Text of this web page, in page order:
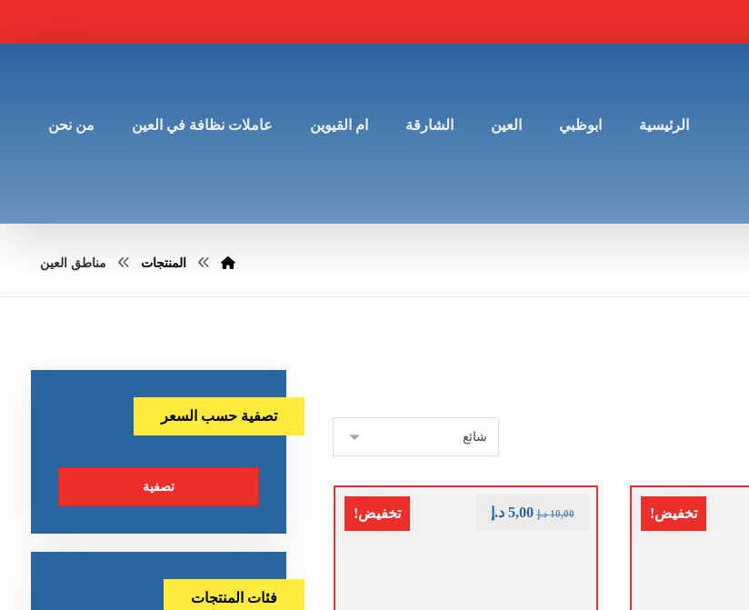
الرئيسية ابوظبي العين الشارقة ام القيوين عاملات نظافة في العين من نحن
المنتجات مناطق العين
تخفيض! تخفيض! 10,00 د.إ 5,00 د.إ
تصفية حسب السعر
تصفية
فئات المنتجات